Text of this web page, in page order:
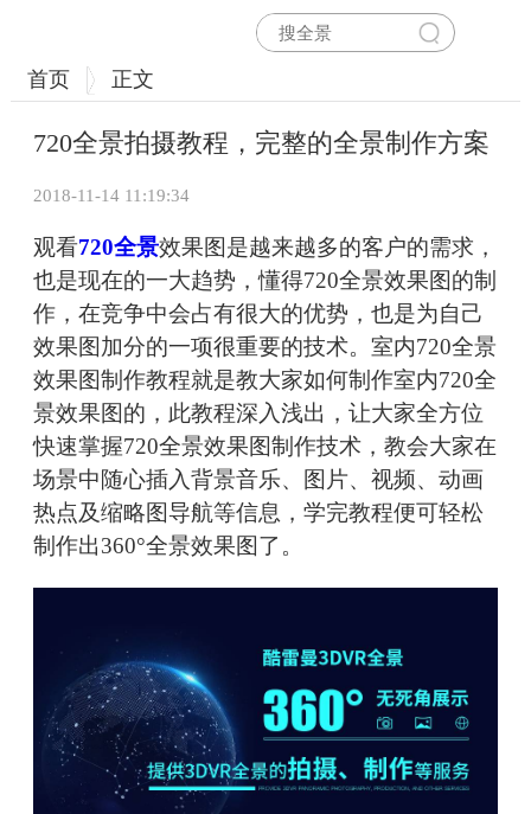
首页 正文
720全景拍摄教程，完整的全景制作方案
2018-11-14 11:19:34
观看720全景效果图是越来越多的客户的需求，
也是现在的一大趋势，懂得720全景效果图的制
作，在竞争中会占有很大的优势，也是为自己
效果图加分的一项很重要的技术。室内720全景
效果图制作教程就是教大家如何制作室内720全
景效果图的，此教程深入浅出，让大家全方位
快速掌握720全景效果图制作技术，教会大家在
场景中随心插入背景音乐、图片、视频、动画
热点及缩略图导航等信息，学完教程便可轻松
制作出360°全景效果图了。